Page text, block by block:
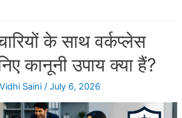
के साथ वर्कप्लेस
कानूनी उपाय क्या हैं?
Saini / July 6, 2026